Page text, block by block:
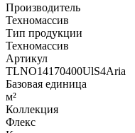
Производитель
Техномассив
Тип продукции
Техномассив
Артикул
TLNO14170400UlS4Aria
Базовая единица
м²
Коллекция
Флекс